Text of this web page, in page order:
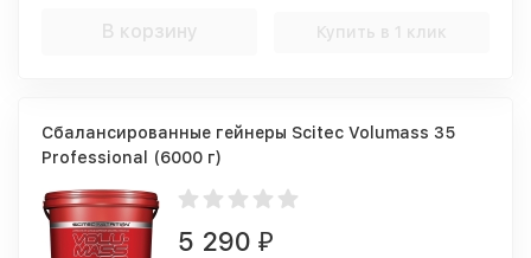
В корзину Купить в 1 клик
Сбалансированные гейнеры Scitec Volumass 35
Professional (6000 г)
5 290 ₽